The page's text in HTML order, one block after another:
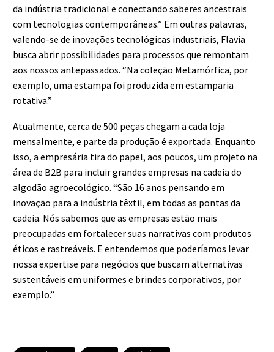
da indústria tradicional e conectando saberes ancestrais
com tecnologias contemporâneas.” Em outras palavras,
valendo-se de inovações tecnológicas industriais, Flavia
busca abrir possibilidades para processos que remontam
aos nossos antepassados. “Na coleção Metamórfica, por
exemplo, uma estampa foi produzida em estamparia
rotativa.”
Atualmente, cerca de 500 peças chegam a cada loja
mensalmente, e parte da produção é exportada. Enquanto
isso, a empresária tira do papel, aos poucos, um projeto na
área de B2B para incluir grandes empresas na cadeia do
algodão agroecológico. “São 16 anos pensando em
inovação para a indústria têxtil, em todas as pontas da
cadeia. Nós sabemos que as empresas estão mais
preocupadas em fortalecer suas narrativas com produtos
éticos e rastreáveis. E entendemos que poderíamos levar
nossa expertise para negócios que buscam alternativas
sustentáveis em uniformes e brindes corporativos, por
exemplo.”